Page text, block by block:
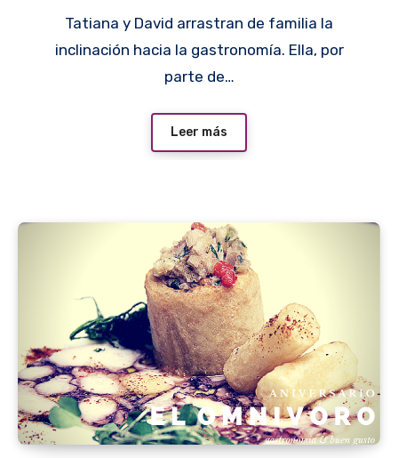
Tatiana y David arrastran de familia la
inclinación hacia la gastronomía. Ella, por
parte de…
Leer más